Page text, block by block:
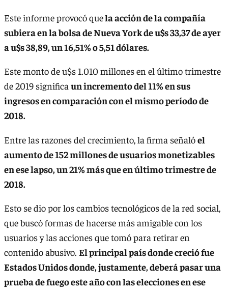
Este informe provocó quela acción de la compañía
subiera en la bolsa de Nueva York de u$s 33,37 de ayer
a u$s 38,89, un 16,51% o 5,51 dólares.
Este monto de u$s 1.010 millones en el último trimestre
de 2019 significa un incremento del 11% en sus
ingresos en comparación con el mismo período de
2018.
Entre las razones del crecimiento, la firma señalóel
aumento de 152 millones de usuarios monetizables
en ese lapso, un 21% más que en último trimestre de
2018.
Esto se dio por los cambios tecnológicos de la red social,
que buscó formas de hacerse más amigable con los
usuarios y las acciones que tomó para retirar en
contenido abusivo. El principal país donde creció fue
Estados Unidos donde, justamente, deberá pasar una
prueba de fuego este año con las elecciones en ese